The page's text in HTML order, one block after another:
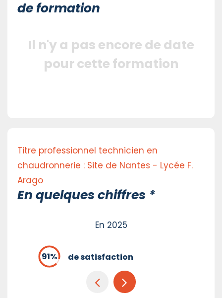
de formation
Il n'y a pas encore de date
pour cette formation
Titre professionnel technicien en
chaudronnerie : Site de Nantes - Lycée F.
Arago
En quelques chiffres *
En 2025
de satisfaction